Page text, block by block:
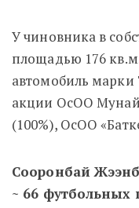
У чиновника в
площадью 176
автомобиль марки
акции ОсОО
(100%), ОсОО
Сооронбай
~ 66 футбольных